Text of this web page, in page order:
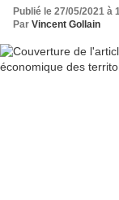
Publié le 27/05/2021 à
Par Vincent Gollain